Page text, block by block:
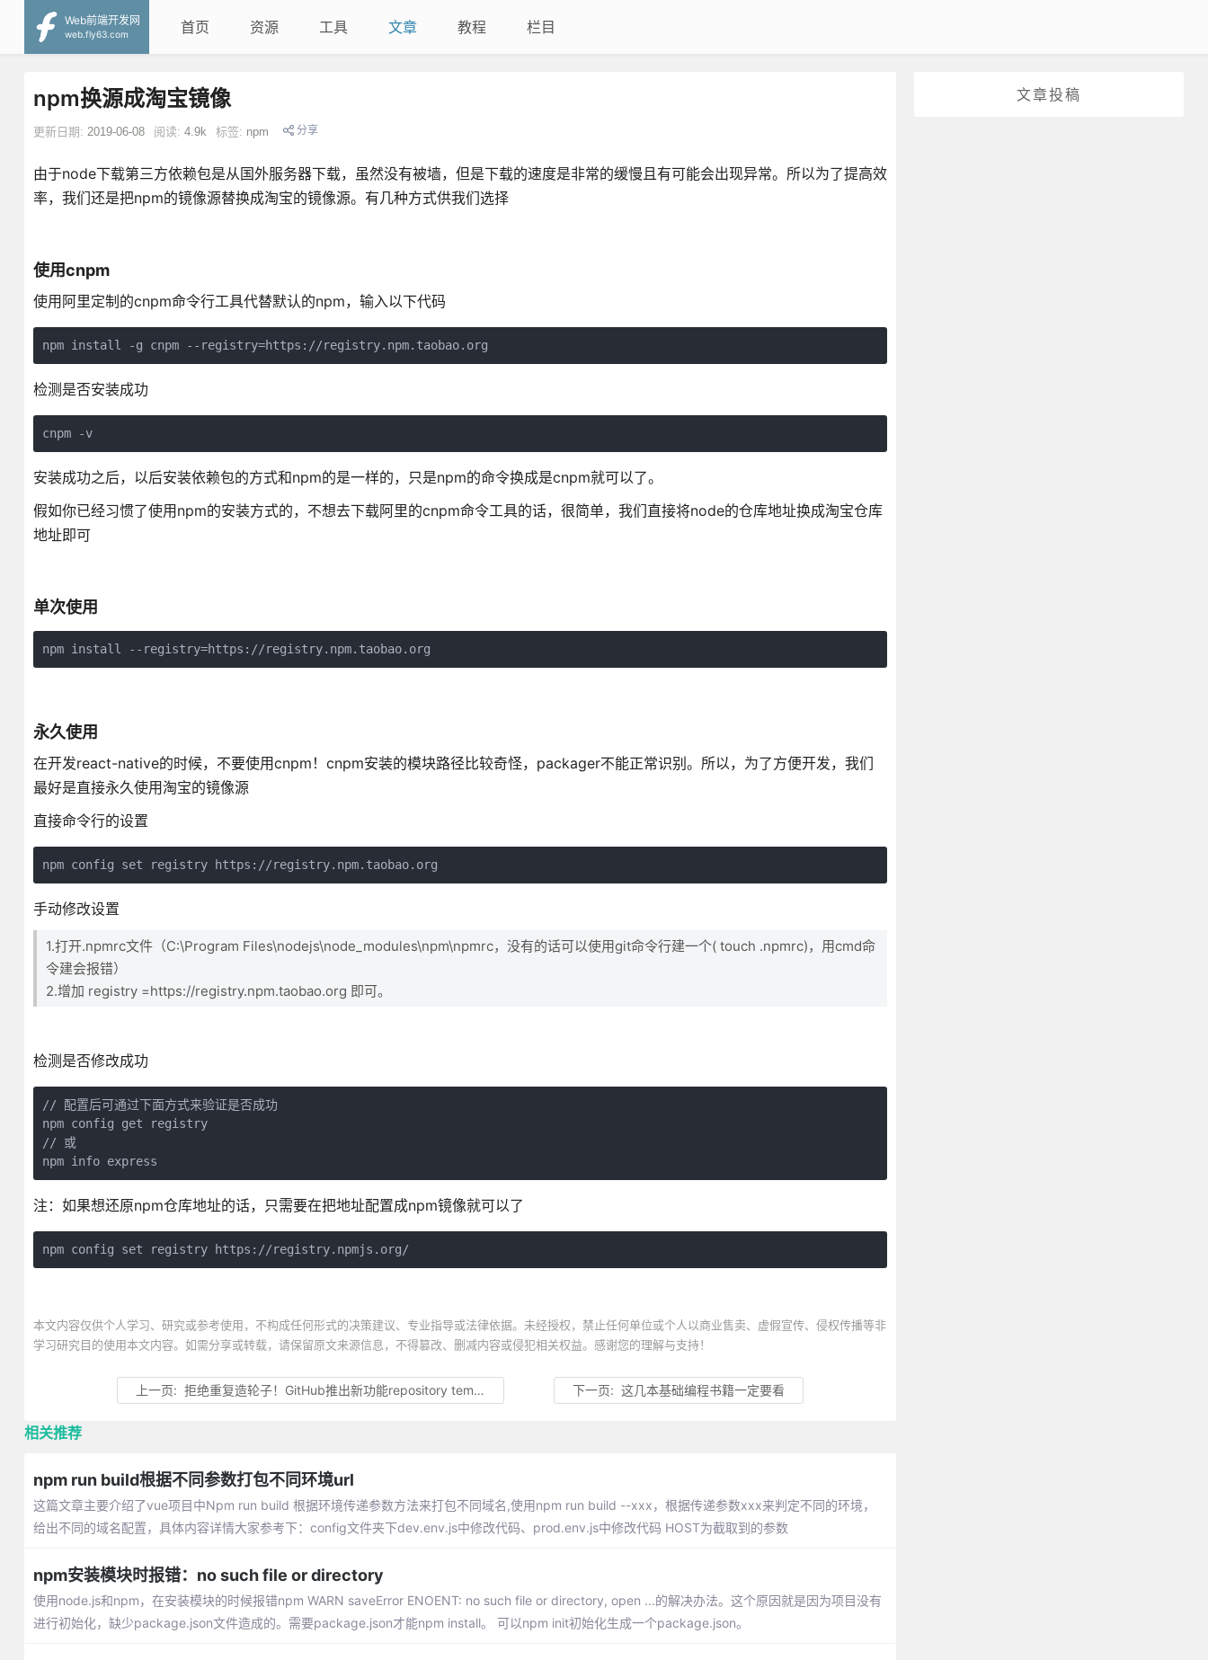
Web前端开发网
web.fly63.com
首页 资源 工具 文章 教程 栏目
文章投稿
npm换源成淘宝镜像
更新日期: 2019-06-08 阅读: 4.9k 标签: npm 分享
由于node下载第三方依赖包是从国外服务器下载，虽然没有被墙，但是下载的速度是非常的缓慢且有可能会出现异常。所以为了提高效
率，我们还是把npm的镜像源替换成淘宝的镜像源。有几种方式供我们选择
使用cnpm
使用阿里定制的cnpm命令行工具代替默认的npm，输入以下代码
npm install -g cnpm --registry=https://registry.npm.taobao.org
检测是否安装成功
cnpm -v
安装成功之后，以后安装依赖包的方式和npm的是一样的，只是npm的命令换成是cnpm就可以了。
假如你已经习惯了使用npm的安装方式的，不想去下载阿里的cnpm命令工具的话，很简单，我们直接将node的仓库地址换成淘宝仓库
地址即可
单次使用
npm install --registry=https://registry.npm.taobao.org
永久使用
在开发react-native的时候，不要使用cnpm！cnpm安装的模块路径比较奇怪，packager不能正常识别。所以，为了方便开发，我们
最好是直接永久使用淘宝的镜像源
直接命令行的设置
npm config set registry https://registry.npm.taobao.org
手动修改设置
1.打开.npmrc文件（C:\Program Files\nodejs\node_modules\npm\npmrc，没有的话可以使用git命令行建一个( touch .npmrc)，用cmd命
令建会报错）
2.增加 registry =https://registry.npm.taobao.org 即可。
检测是否修改成功
// 配置后可通过下面方式来验证是否成功
npm config get registry
// 或
npm info express
注：如果想还原npm仓库地址的话，只需要在把地址配置成npm镜像就可以了
npm config set registry https://registry.npmjs.org/
本文内容仅供个人学习、研究或参考使用，不构成任何形式的决策建议、专业指导或法律依据。未经授权，禁止任何单位或个人以商业售卖、虚假宣传、侵权传播等非
学习研究目的使用本文内容。如需分享或转载，请保留原文来源信息，不得篡改、删减内容或侵犯相关权益。感谢您的理解与支持！
上一页:拒绝重复造轮子！GitHub推出新功能repository templates 下一页: 这几本基础编程书籍一定要看
相关推荐
npm run build根据不同参数打包不同环境url
这篇文章主要介绍了vue项目中Npm run build 根据环境传递参数方法来打包不同域名,使用npm run build --xxx，根据传递参数xxx来判定不同的环境，
给出不同的域名配置，具体内容详情大家参考下：config文件夹下dev.env.js中修改代码、prod.env.js中修改代码 HOST为截取到的参数
npm安装模块时报错：no such file or directory
使用node.js和npm，在安装模块的时候报错npm WARN saveError ENOENT: no such file or directory, open ...的解决办法。这个原因就是因为项目没有
进行初始化，缺少package.json文件造成的。需要package.json才能npm install。 可以npm init初始化生成一个package.json。